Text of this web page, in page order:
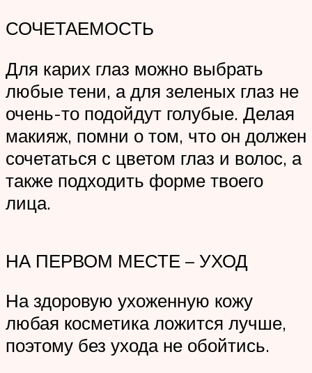
СОЧЕТАЕМОСТЬ
Для карих глаз можно выбрать
любые тени, а для зеленых глаз не
очень-то подойдут голубые. Делая
макияж, помни о том, что он должен
сочетаться с цветом глаз и волос, а
также подходить форме твоего
лица.
НА ПЕРВОМ МЕСТЕ – УХОД
На здоровую ухоженную кожу
любая косметика ложится лучше,
поэтому без ухода не обойтись.